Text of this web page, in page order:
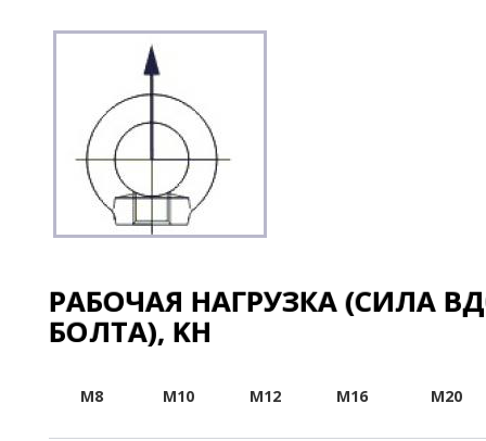
РАБОЧАЯ НАГРУЗКА (СИЛА
БОЛТА), KH
M8 M10 M12 M16 M20